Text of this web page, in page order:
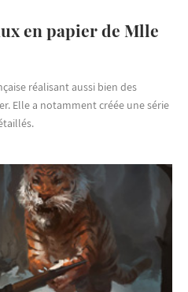
en papier de Mlle
réalisant aussi bien des
Elle a notamment créée une série